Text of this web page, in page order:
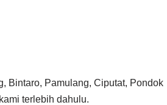
Bintaro, Pamulang, Ciputat, Pondok
terlebih dahulu.